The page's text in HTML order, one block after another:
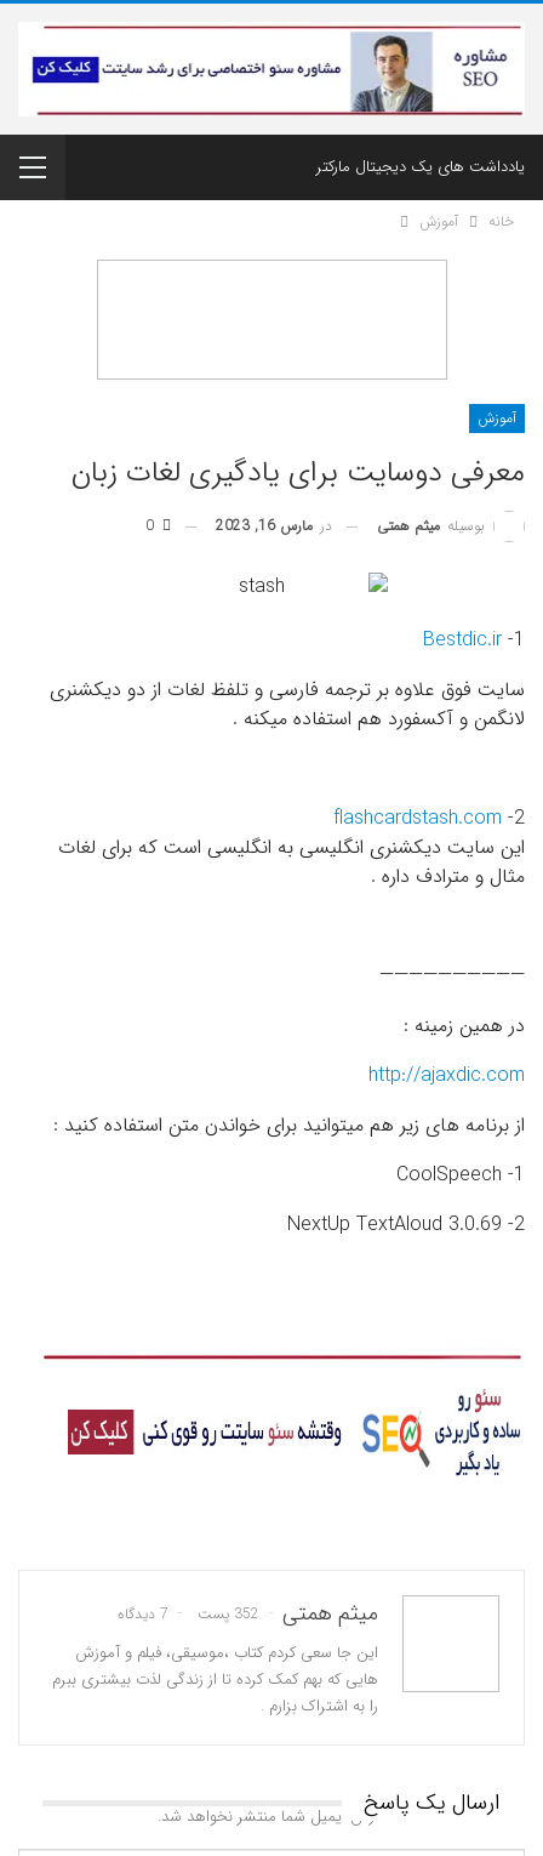
یادداشت های یک دیجیتال مارکتر
خانه آموزش
آموزش
معرفی دوسایت برای یادگیری لغات زبان
بوسیله میثم همتی در مارس 16, 2023
1-
Bestdic.ir
سایت فوق علاوه بر ترجمه فارسی و تلفظ لغات از دو دیکشنری
لانگمن و آکسفورد هم استفاده میکنه .
2-
flashcardstash.com
این سایت دیکشنری انگلیسی به انگلیسی است که برای لغات
مثال و مترادف داره .
——————————
در همین زمینه :
http://ajaxdic.com
از برنامه های زیر هم میتوانید برای خواندن متن استفاده کنید :
1- CoolSpeech
2- NextUp TextAloud 3.0.69
میثم همتی 352 پست 7 دیدگاه
این جا سعی کردم کتاب ،موسیقی، فیلم و آموزش
هایی که بهم کمک کرده تا از زندگی لذت بیشتری ببرم
را به اشتراک بزارم .
ارسال یک پاسخآدرس ایمیل شما منتشر نخواهد شد.